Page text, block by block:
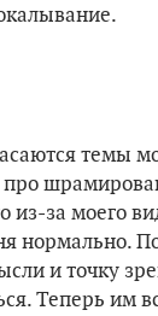
темы
про
из-за моего
нормально.
и точку
Теперь им